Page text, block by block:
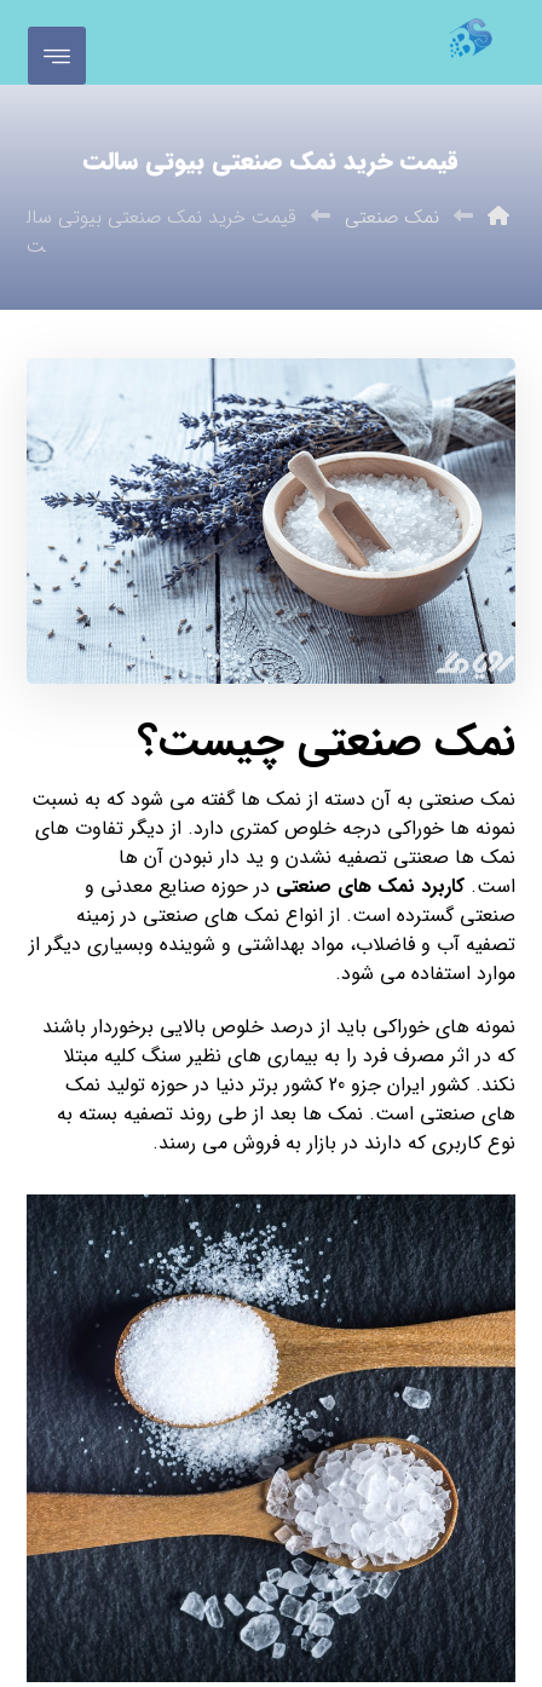
قیمت خرید نمک صنعتی بیوتی سالت
نمک صنعتی
قیمت خرید نمک صنعتی بیوتی سال
ت
نمک صنعتی چیست؟
نمک صنعتی به آن دسته از نمک ها گفته می شود که به نسبت
نمونه ها خوراکی درجه خلوص کمتری دارد. از دیگر تفاوت های
نمک ها صعنتی تصفیه نشدن و ید دار نبودن آن ها
است.کاربرد نمک های صنعتی در حوزه صنایع معدنی و
صنعتی گسترده است. از انواع نمک های صنعتی در زمینه
تصفیه آب و فاضلاب، مواد بهداشتی و شوینده وبسیاری دیگر از
موارد استفاده می شود.
نمونه های خوراکی باید از درصد خلوص بالایی برخوردار باشند
که در اثر مصرف فرد را به بیماری های نظیر سنگ کلیه مبتلا
نکند. کشور ایران جزو 20 کشور برتر دنیا در حوزه تولید نمک
های صنعتی است. نمک ها بعد از طی روند تصفیه بسته به
نوع کاربری که دارند در بازار به فروش می رسند.